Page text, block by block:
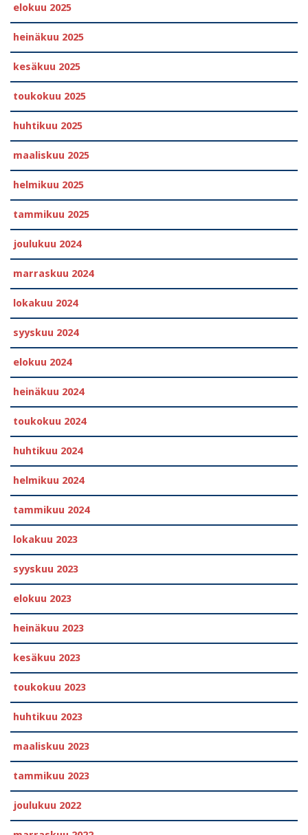
elokuu 2025
heinäkuu 2025
kesäkuu 2025
toukokuu 2025
huhtikuu 2025
maaliskuu 2025
helmikuu 2025
tammikuu 2025
joulukuu 2024
marraskuu 2024
lokakuu 2024
syyskuu 2024
elokuu 2024
heinäkuu 2024
toukokuu 2024
huhtikuu 2024
helmikuu 2024
tammikuu 2024
lokakuu 2023
syyskuu 2023
elokuu 2023
heinäkuu 2023
kesäkuu 2023
toukokuu 2023
huhtikuu 2023
maaliskuu 2023
tammikuu 2023
joulukuu 2022